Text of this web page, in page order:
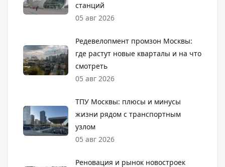
станций
05 авг 2026
Редевелопмент промзон Москвы:
где растут новые кварталы и на что
смотреть
05 авг 2026
ТПУ Москвы: плюсы и минусы
жизни рядом с транспортным
узлом
05 авг 2026
Реновация и рынок новостроек